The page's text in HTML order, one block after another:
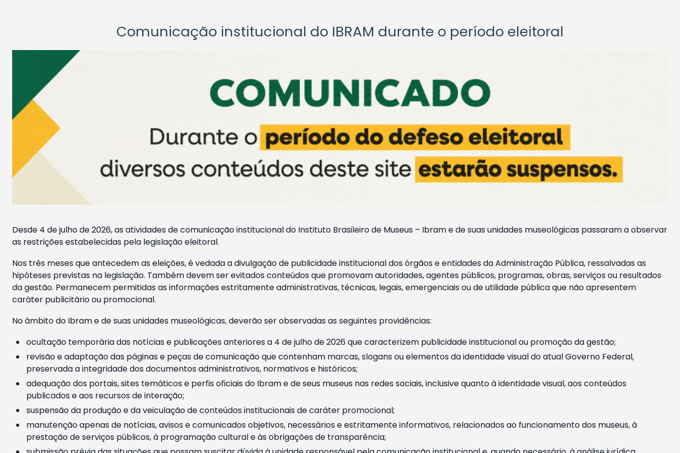
Comunicação institucional do IBRAM durante o período eleitoral
Desde 4 de julho de 2026, as atividades de comunicação institucional do Instituto Brasileiro de Museus – Ibram e de suas unidades museológicas passaram a observar
as restrições estabelecidas pela legislação eleitoral.
Nos três meses que antecedem as eleições, é vedada a divulgação de publicidade institucional dos órgãos e entidades da Administração Pública, ressalvadas as
hipóteses previstas na legislação. Também devem ser evitados conteúdos que promovam autoridades, agentes públicos, programas, obras, serviços ou resultados
da gestão. Permanecem permitidas as informações estritamente administrativas, técnicas, legais, emergenciais ou de utilidade pública que não apresentem
caráter publicitário ou promocional.
No âmbito do Ibram e de suas unidades museológicas, deverão ser observadas as seguintes providências:
ocultação temporária das notícias e publicações anteriores a 4 de julho de 2026 que caracterizem publicidade institucional ou promoção da gestão;
revisão e adaptação das páginas e peças de comunicação que contenham marcas, slogans ou elementos da identidade visual do atual Governo Federal,
preservada a integridade dos documentos administrativos, normativos e históricos;
adequação dos portais, sites temáticos e perfis oficiais do Ibram e de seus museus nas redes sociais, inclusive quanto à identidade visual, aos conteúdos
publicados e aos recursos de interação;
suspensão da produção e da veiculação de conteúdos institucionais de caráter promocional;
manutenção apenas de notícias, avisos e comunicados objetivos, necessários e estritamente informativos, relacionados ao funcionamento dos museus, à
prestação de serviços públicos, à programação cultural e às obrigações de transparência;